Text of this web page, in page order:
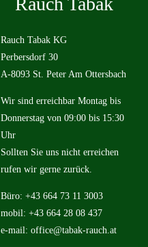
Rauch Tabak KG
Perbersdorf 30
A-8093 St. Peter Am Ottersbach
Wir sind erreichbar Montag bis
Donnerstag von 09:00 bis 15:30
Uhr
Sollten Sie uns nicht erreichen
rufen wir gerne zurück.
Büro: +43 664 73 11 3003
mobil: +43 664 28 08 437
e-mail: office@tabak-rauch.at